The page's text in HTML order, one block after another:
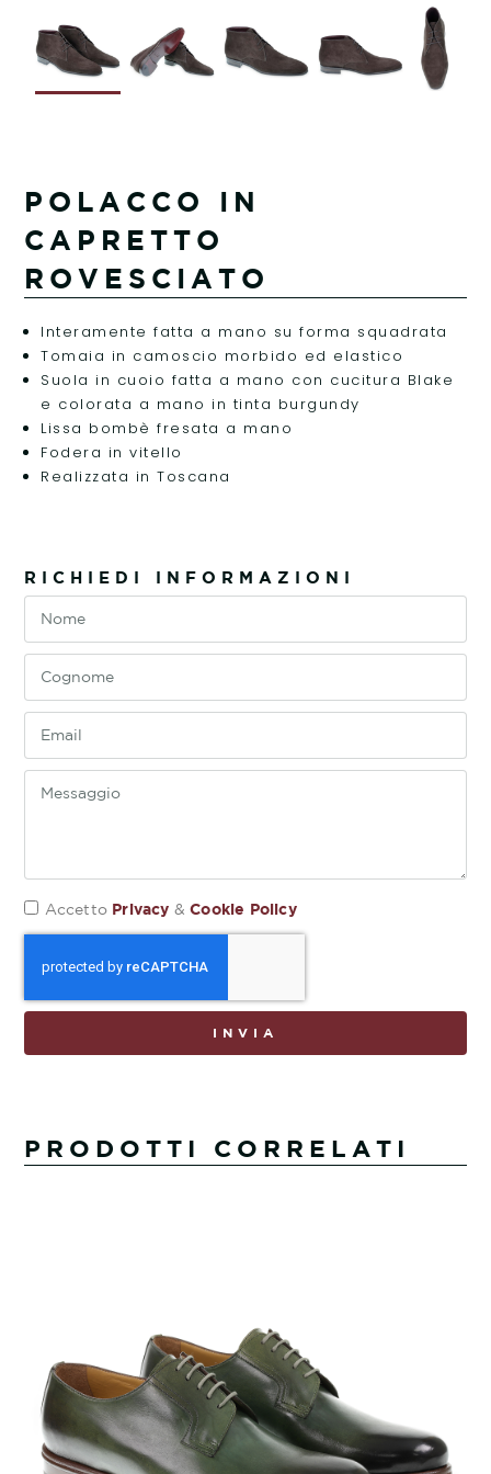
POLACCO IN
CAPRETTO
ROVESCIATO
Interamente fatta a mano su forma squadrata
Tomaia in camoscio morbido ed elastico
Suola in cuoio fatta a mano con cucitura Blake
e colorata a mano in tinta burgundy
Lissa bombè fresata a mano
Fodera in vitello
Realizzata in Toscana
RICHIEDI INFORMAZIONI
Accetto Privacy &Cookie Policy
INVIA
PRODOTTI CORRELATI